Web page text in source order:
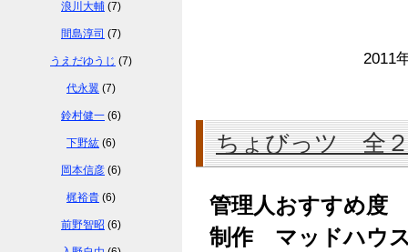
2011
ちょびっツ 全
管理人おすすめ
制作 マッドハウ
浪川大輔 (7)
間島淳司 (7)
うえだゆうじ (7)
代永翼 (7)
鈴村健一 (6)
下野紘 (6)
岡本信彦 (6)
梶裕貴 (6)
前野智昭 (6)